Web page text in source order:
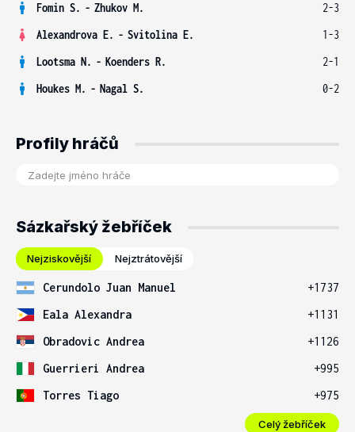
Fomin S. - Zhukov M.
2-3
Alexandrova E. - Svitolina E.
1-3
Lootsma N. - Koenders R.
2-1
Houkes M. - Nagal S. 0-2
Profily hráčů
Sázkařský žebříček
Nejziskovější Nejztrátovější
Cerundolo Juan Manuel
+1737
Eala Alexandra
+1131
Obradovic Andrea
+1126
Guerrieri Andrea
+995
Torres Tiago
+975
Celý žebříček